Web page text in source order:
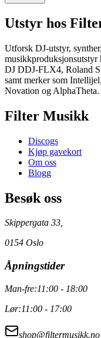
Utstyr hos
Utforsk DJ-utstyr,
DJ DDJ-FLX4, Roland
samt merker som
Novation og
Filter Musikk
Discogs
Kjøp gavekort
Om oss
Blogg
Besøk oss
Skippergata 33,
0154 Oslo
Åpningstider
Man-fre:11:00 - 18:00
Lør:11:00 - 17:00
shop@filtermusikk.no